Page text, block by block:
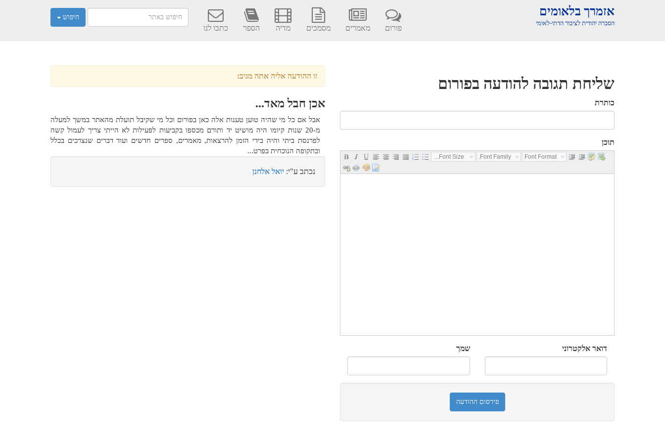
אזמרך בלאומים
הסברה יהודית לציבור הדתי-לאומי
פורום מאמרים מסמכים מדיה הספר כתבו לנו
חיפוש
שליחת תגובה להודעה בפורום
כותרת
תוכן
Font Size... Font Family... Font Format...
דואר אלקטרוני שמך
זו ההודעה אליה אתה מגיב:
אכן חבל מאד...
אבל אם כל מי שהיה טוען טענות אלה כאן בפורום וכל מי שקיבל תועלת מהאתר במשך למעלה
מ-20 שנות קיומו היה מושיט יד ותורם מכספו בקביעות לפעילות לא הייתי צריך לעמול קשה
לפרנסת ביתי והיה בידי הזמן להרצאות, מאמרים, ספרים חדשים ועוד דברים שנצרכים בכלל
ובתקופה הנוכחית בפרט...
נכתב ע"י: יואל אלחנן